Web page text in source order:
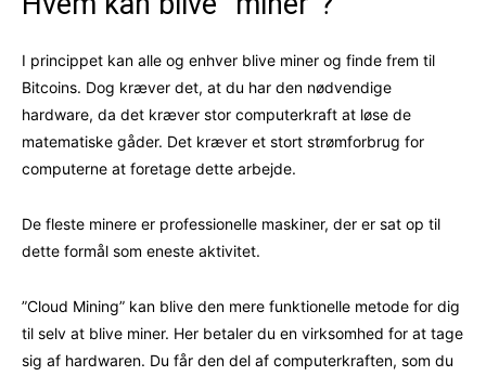
I princippet kan alle og enhver blive miner og finde frem til
Bitcoins. Dog kræver det, at du har den nødvendige
hardware, da det kræver stor computerkraft at løse de
matematiske gåder. Det kræver et stort strømforbrug for
computerne at foretage dette arbejde.
De fleste minere er professionelle maskiner, der er sat op til
dette formål som eneste aktivitet.
”Cloud Mining” kan blive den mere funktionelle metode for dig
til selv at blive miner. Her betaler du en virksomhed for at tage
sig af hardwaren. Du får den del af computerkraften, som du